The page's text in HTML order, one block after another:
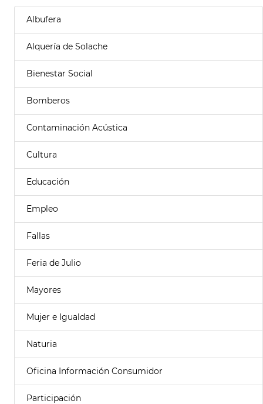
Albufera
Alquería de Solache
Bienestar Social
Bomberos
Contaminación Acústica
Cultura
Educación
Empleo
Fallas
Feria de Julio
Mayores
Mujer e Igualdad
Naturia
Oficina Información Consumidor
Participación